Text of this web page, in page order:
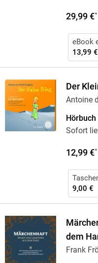
29,99 €*
eBook
13,99 €
Der
Antoine
Hörbuch
Sofort
12,99 €*
9,00 €
dem
Frank